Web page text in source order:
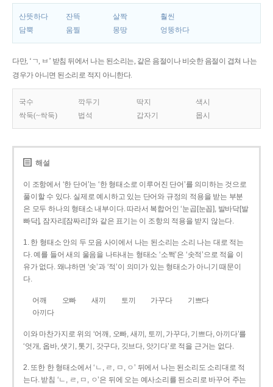
산뜻하다 잔뜩 살짝
훨씬
담뿍
움찔 몽땅 엉뚱하다
다만, ‘ㄱ, ㅂ’ 받침 뒤에서 나는 된소리는, 같은 음절이나 비슷한 음절이 겹쳐 나는
경우가 아니면 된소리로 적지 아니한다.
국수 깍두기 딱지
색시
싹둑(~싹둑)
법석 갑자기 몹시
해설
이 조항에서 ‘한 단어’는 ‘한 형태소로 이루어진 단어’를 의미하는 것으로
풀이할 수 있다. 실제로 예시하고 있는 단어와 규정의 적용을 받는 부분
은 모두 하나의 형태소 내부이다. 따라서 복합어인 ‘눈곱[눈꼽], 발바닥[발
빠닥], 잠자리[잠짜리]’와 같은 표기는 이 조항의 적용을 받지 않는다.
1. 한 형태소 안의 두 모음 사이에서 나는 된소리는 소리 나는 대로 적는
다. 예를 들어 새의 울음을 나타내는 형태소 ‘소쩍’은 ‘솟적’으로 적을 이
유가 없다. 왜냐하면 ‘솟’과 ‘적’이 의미가 있는 형태소가 아니기 때문이
다.
어깨 오빠 새끼 토끼 가꾸다
기쁘다
아끼다
이와 마찬가지로 위의 ‘어깨, 오빠, 새끼, 토끼, 가꾸다, 기쁘다, 아끼다’를
‘엇개, 옵바, 샛기, 톳기, 갓구다, 깃브다, 앗기다’로 적을 근거는 없다.
2. 또한 한 형태소에서 ‘ㄴ, ㄹ, ㅁ, ㅇ’ 뒤에서 나는 된소리도 소리대로 적
는다. 받침 ‘ㄴ, ㄹ, ㅁ, ㅇ’은 뒤에 오는 예사소리를 된소리로 바꾸어 주는